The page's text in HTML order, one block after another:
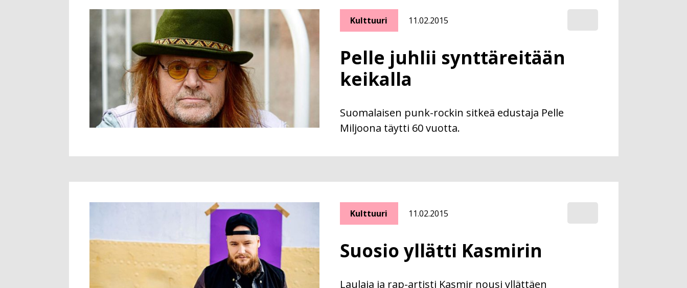
Pelle juhlii synttäreitään
keikalla
Kulttuuri 11.02.2015
Suomalaisen punk-rockin sitkeä edustaja Pelle
Miljoona täytti 60 vuotta.
Suosio yllätti Kasmirin
Kulttuuri 11.02.2015
Laulaja ja rap-artisti Kasmir nousi yllättäen